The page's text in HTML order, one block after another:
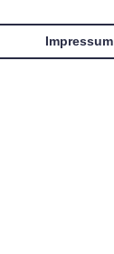
Impressum